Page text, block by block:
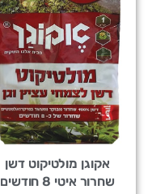
אקוגן מולטיקוט דשן
שחרור איטי 8 חודשים